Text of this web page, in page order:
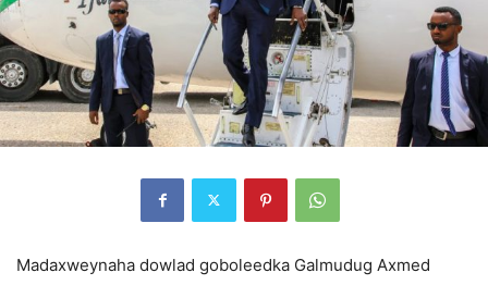
Madaxweynaha dowlad goboleedka Galmudug Axmed